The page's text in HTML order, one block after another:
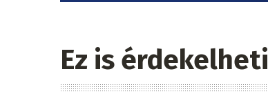
Ez is érdekelheti